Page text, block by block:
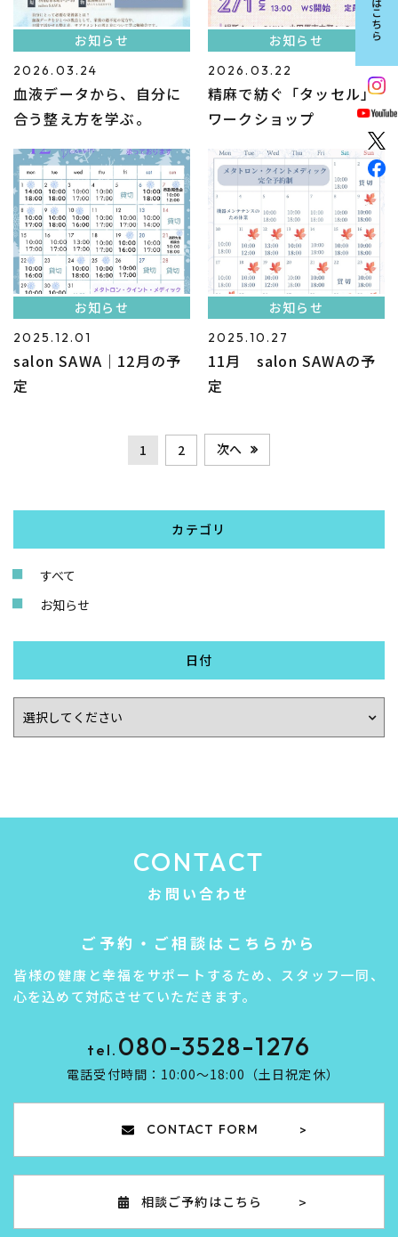
お知らせ
2026.03.24
血液データから、自分に
合う整え方を学ぶ。
お知らせ
2026.03.22
精麻で紡ぐ「タッセル」
ワークショップ
お知らせ
2025.12.01
salon SAWA｜12月の予
定
お知らせ
2025.10.27
11月 salon SAWAの予
定
1 2 次へ
カテゴリ
すべて
お知らせ
日付
CONTACT
お問い合わせ
ご予約・ご相談はこちらから
皆様の健康と幸福をサポートするため、スタッフ一同、
心を込めて対応させていただきます。
tel. 080-3528-1276
電話受付時間：10:00～18:00（土日祝定休）​​​​​​​
CONTACT FORM
相談ご予約はこちら